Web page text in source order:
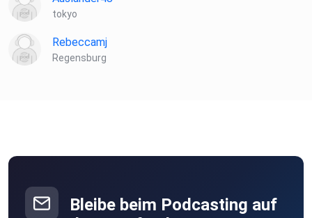
tokyo
Rebeccamj
Regensburg
Bleibe beim Podcasting auf